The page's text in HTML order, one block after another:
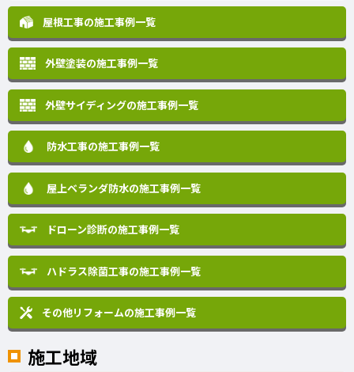
屋根工事の施工事例一覧
外壁塗装の施工事例一覧
外壁サイディングの施工事例一覧
防水工事の施工事例一覧
屋上ベランダ防水の施工事例一覧
ドローン診断の施工事例一覧
ハドラス除菌工事の施工事例一覧
その他リフォームの施工事例一覧
施工地域